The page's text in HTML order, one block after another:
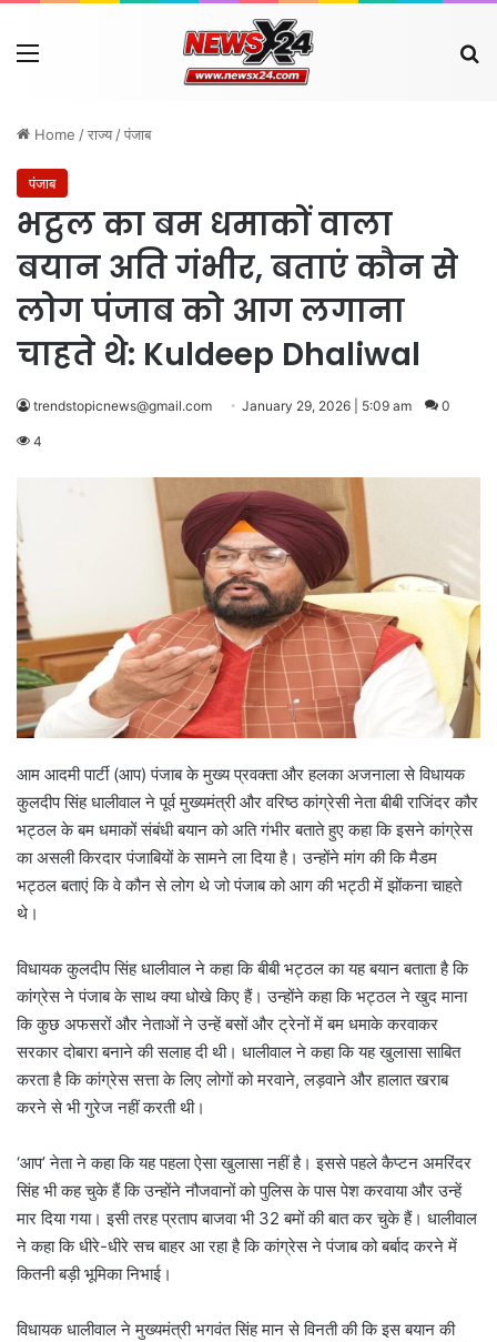
Menu
Home /राज्य /पंजाब
पंजाब
भट्ठल का बम धमाकों वाला
बयान अति गंभीर, बताएं कौन से
लोग पंजाब को आग लगाना
चाहते थे: Kuldeep Dhaliwal
trendstopicnews@gmail.com January 29, 2026 | 5:09 am 0
4
आम आदमी पार्टी (आप) पंजाब के मुख्य प्रवक्ता और हलका अजनाला से विधायक
कुलदीप सिंह धालीवाल ने पूर्व मुख्यमंत्री और वरिष्ठ कांग्रेसी नेता बीबी राजिंदर कौर
भट्ठल के बम धमाकों संबंधी बयान को अति गंभीर बताते हुए कहा कि इसने कांग्रेस
का असली किरदार पंजाबियों के सामने ला दिया है। उन्होंने मांग की कि मैडम
भट्ठल बताएं कि वे कौन से लोग थे जो पंजाब को आग की भट्ठी में झोंकना चाहते
थे।
विधायक कुलदीप सिंह धालीवाल ने कहा कि बीबी भट्ठल का यह बयान बताता है कि
कांग्रेस ने पंजाब के साथ क्या धोखे किए हैं। उन्होंने कहा कि भट्ठल ने खुद माना
कि कुछ अफसरों और नेताओं ने उन्हें बसों और ट्रेनों में बम धमाके करवाकर
सरकार दोबारा बनाने की सलाह दी थी। धालीवाल ने कहा कि यह खुलासा साबित
करता है कि कांग्रेस सत्ता के लिए लोगों को मरवाने, लड़वाने और हालात खराब
करने से भी गुरेज नहीं करती थी।
‘आप’ नेता ने कहा कि यह पहला ऐसा खुलासा नहीं है। इससे पहले कैप्टन अमरिंदर
सिंह भी कह चुके हैं कि उन्होंने नौजवानों को पुलिस के पास पेश करवाया और उन्हें
मार दिया गया। इसी तरह प्रताप बाजवा भी 32 बमों की बात कर चुके हैं। धालीवाल
ने कहा कि धीरे-धीरे सच बाहर आ रहा है कि कांग्रेस ने पंजाब को बर्बाद करने में
कितनी बड़ी भूमिका निभाई।
विधायक धालीवाल ने मुख्यमंत्री भगवंत सिंह मान से विनती की कि इस बयान की